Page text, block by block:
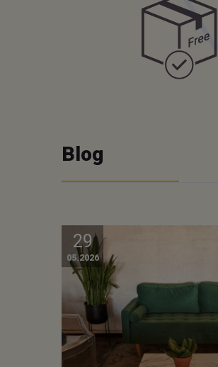
Blog
29
05.2026